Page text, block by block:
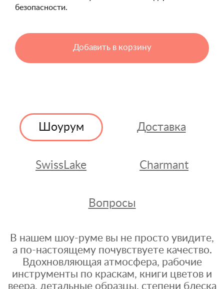
безопасности.
Добавить в корзину
Шоурум Доставка
SwissLake Charmant
Вопросы
В нашем шоу-руме вы не просто увидите,
а по-настоящему почувствуете качество.
Вдохновляющая атмосфера, рабочие
инструменты по краскам, книги цветов и
веера, детальные образцы, степени блеска